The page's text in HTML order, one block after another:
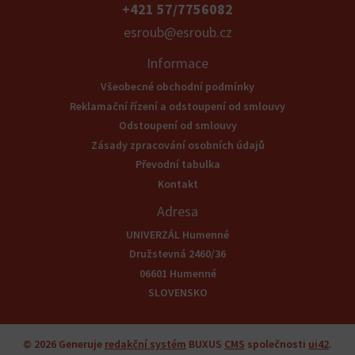
+421 57/7756082
esroub@esroub.cz
Informace
Všeobecné obchodní podmínky
Reklamační řízení a odstoupení od smlouvy
Odstoupení od smlouvy
Zásady zpracování osobních údajů
Převodní tabulka
Kontakt
Adresa
UNIVERZÁL Humenné
Družstevná 2460/36
06601 Humenné
SLOVENSKO
© 2026 Generuje redakční systém BUXUS CMS společnosti ui42.